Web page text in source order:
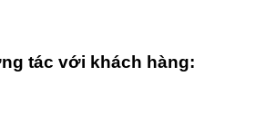
tác với khách hàng: